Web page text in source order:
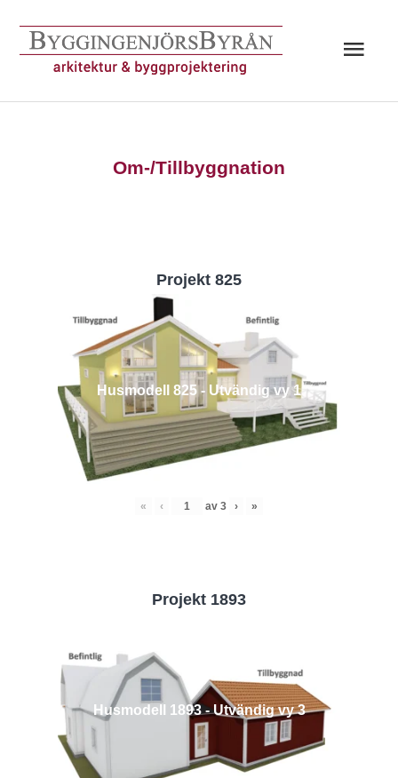
innehåll
Om-/Tillbyggnation
Projekt 825
Husmodell 825 - Utvändig vy 1
« ‹ av 3 › »
Projekt 1893
Husmodell 1893 - Utvändig vy 3